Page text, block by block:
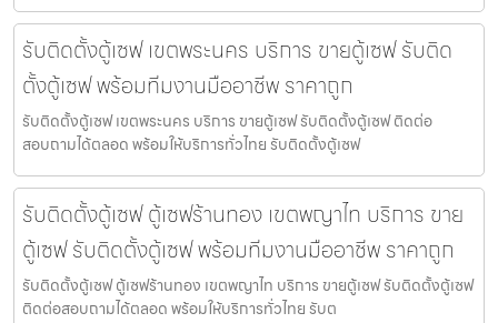
รับติดตั้งตู้เซฟ เขตพระนคร บริการ ขายตู้เซฟ รับติด
ตั้งตู้เซฟ พร้อมทีมงานมืออาชีพ ราคาถูก
รับติดตั้งตู้เซฟ เขตพระนคร บริการ ขายตู้เซฟ รับติดตั้งตู้เซฟ ติดต่อ
สอบถามได้ตลอด พร้อมให้บริการทั่วไทย รับติดตั้งตู้เซฟ
รับติดตั้งตู้เซฟ ตู้เซฟร้านทอง เขตพญาไท บริการ ขาย
ตู้เซฟ รับติดตั้งตู้เซฟ พร้อมทีมงานมืออาชีพ ราคาถูก
รับติดตั้งตู้เซฟ ตู้เซฟร้านทอง เขตพญาไท บริการ ขายตู้เซฟ รับติดตั้งตู้เซฟ
ติดต่อสอบถามได้ตลอด พร้อมให้บริการทั่วไทย รับต